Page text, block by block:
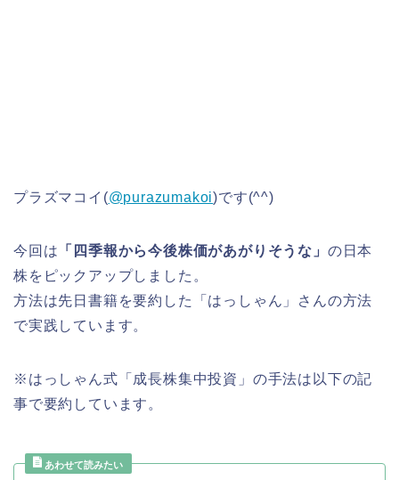
プラズマコイ(@purazumakoi)です(^^)
今回は 「四季報から今後株価があがりそうな」 の日本
株をピックアップしました。
方法は先日書籍を要約した「はっしゃん」さんの方法
で実践しています。
※はっしゃん式「成長株集中投資」の手法は以下の記
事で要約しています。